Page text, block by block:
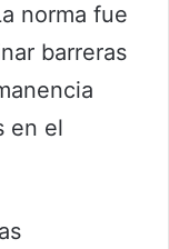
norma fue
barreras
en el